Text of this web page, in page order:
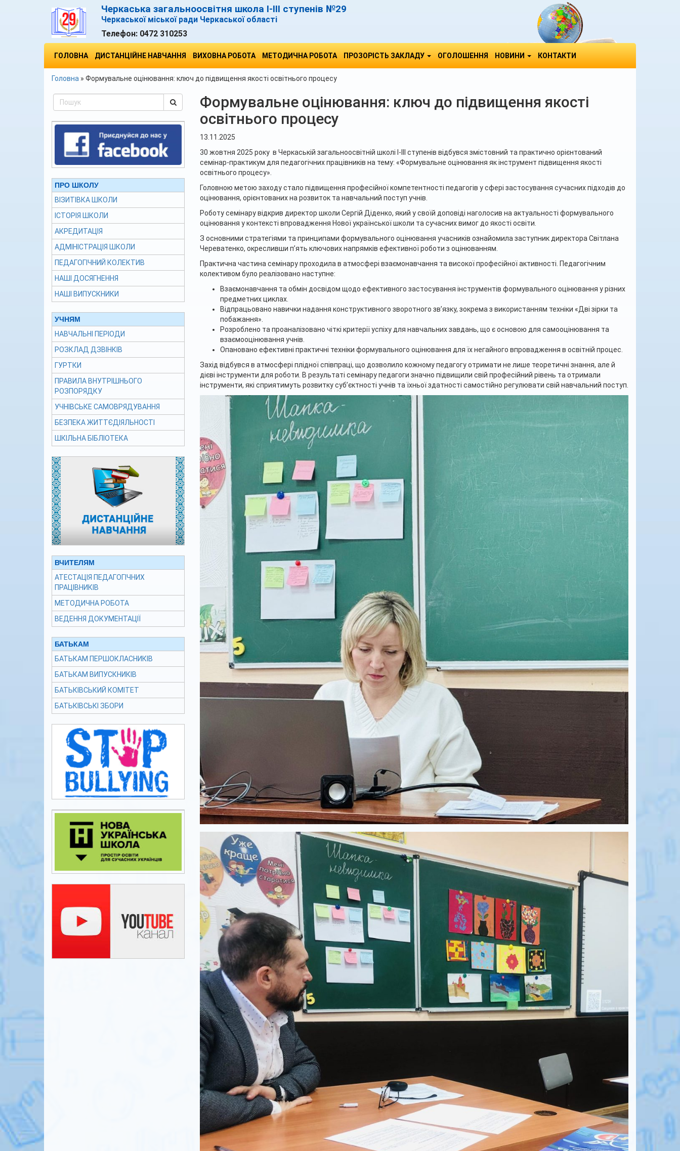
Черкаська загальноосвітня школа І-ІІІ ступенів №29
Черкаської міської ради Черкаської області
Телефон: 0472 310253
ГОЛОВНА ДИСТАНЦІЙНЕ НАВЧАННЯ ВИХОВНА РОБОТА МЕТОДИЧНА РОБОТА ПРОЗОРІСТЬ ЗАКЛАДУ ОГОЛОШЕННЯ НОВИНИ КОНТАКТИ
Головна » Формувальне оцінювання: ключ до підвищення якості освітнього процесу
ПРО ШКОЛУ
ВІЗИТІВКА ШКОЛИ
ІСТОРІЯ ШКОЛИ
АКРЕДИТАЦІЯ
АДМІНІСТРАЦІЯ ШКОЛИ
ПЕДАГОГІЧНИЙ КОЛЕКТИВ
НАШІ ДОСЯГНЕННЯ
НАШІ ВИПУСКНИКИ
УЧНЯМ
НАВЧАЛЬНІ ПЕРІОДИ
РОЗКЛАД ДЗВІНКІВ
ГУРТКИ
ПРАВИЛА ВНУТРІШНЬОГО
РОЗПОРЯДКУ
УЧНІВСЬКЕ САМОВРЯДУВАННЯ
БЕЗПЕКА ЖИТТЄДІЯЛЬНОСТІ
ШКІЛЬНА БІБЛІОТЕКА
ВЧИТЕЛЯМ
АТЕСТАЦІЯ ПЕДАГОГІЧНИХ
ПРАЦІВНИКІВ
МЕТОДИЧНА РОБОТА
ВЕДЕННЯ ДОКУМЕНТАЦІЇ
БАТЬКАМ
БАТЬКАМ ПЕРШОКЛАСНИКІВ
БАТЬКАМ ВИПУСКНИКІВ
БАТЬКІВСЬКИЙ КОМІТЕТ
БАТЬКІВСЬКІ ЗБОРИ
Формувальне оцінювання: ключ до підвищення якості
освітнього процесу
13.11.2025
30 жовтня 2025 року в Черкаській загальноосвітній школі І-ІІІ ступенів відбувся змістовний та практично орієнтований
семінар-практикум для педагогічних працівників на тему: «Формувальне оцінювання як інструмент підвищення якості
освітнього процесу».
Головною метою заходу стало підвищення професійної компетентності педагогів у сфері застосування сучасних підходів до
оцінювання, орієнтованих на розвиток та навчальний поступ учнів.
Роботу семінару відкрив директор школи Сергій Діденко, який у своїй доповіді наголосив на актуальності формувального
оцінювання у контексті впровадження Нової української школи та сучасних вимог до якості освіти.
З основними стратегіями та принципами формувального оцінювання учасників ознайомила заступник директора Світлана
Череватенко, окресливши п’ять ключових напрямків ефективної роботи з оцінюванням.
Практична частина семінару проходила в атмосфері взаємонавчання та високої професійної активності. Педагогічним
колективом було реалізовано наступне:
Взаємонавчання та обмін досвідом щодо ефективного застосування інструментів формувального оцінювання у різних
предметних циклах.
Відпрацьовано навички надання конструктивного зворотного зв’язку, зокрема з використанням техніки «Дві зірки та
побажання».
Розроблено та проаналізовано чіткі критерії успіху для навчальних завдань, що є основою для самооцінювання та
взаємооцінювання учнів.
Опановано ефективні практичні техніки формувального оцінювання для їх негайного впровадження в освітній процес.
Захід відбувся в атмосфері плідної співпраці, що дозволило кожному педагогу отримати не лише теоретичні знання, але й
дієві інструменти для роботи. В результаті семінару педагоги значно підвищили свій професійний рівень та отримали
інструменти, які сприятимуть розвитку суб’єктності учнів та їхньої здатності самостійно регулювати свій навчальний поступ.